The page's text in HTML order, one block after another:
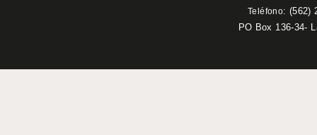
Teléfono: (562)
PO Box 136-34-